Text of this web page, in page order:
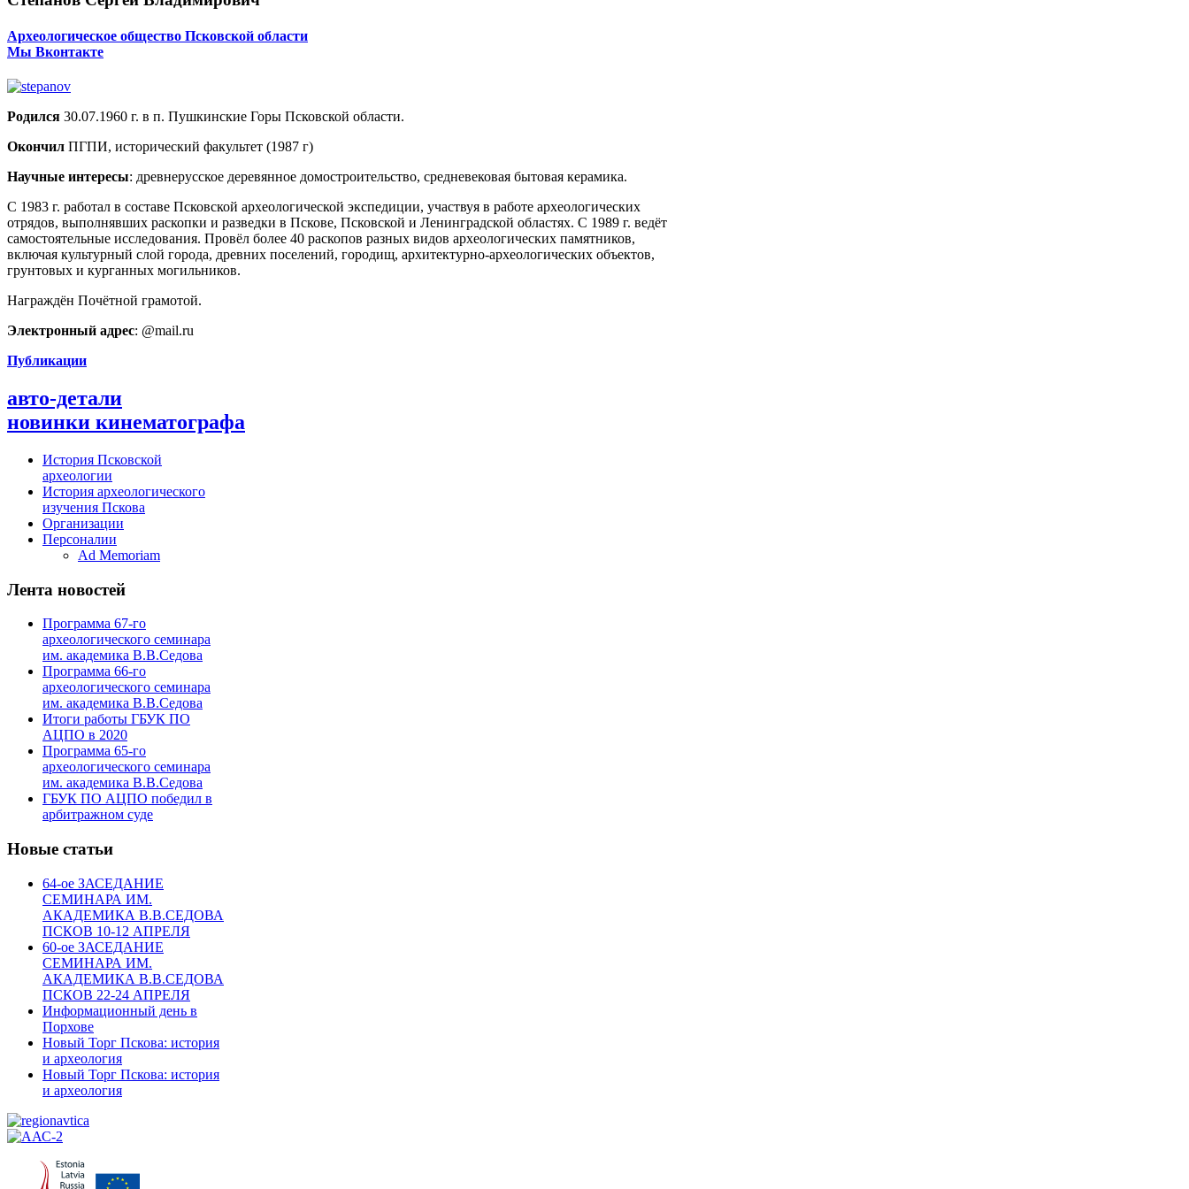
Археологическое общество Псковской области
Мы Вконтакте
Родился 30.07.1960 г. в п. Пушкинские Горы Псковской области.
Окончил ПГПИ, исторический факультет (1987 г)
Научные интересы: древнерусское деревянное домостроительство, средневековая бытовая керамика.
С 1983 г. работал в составе Псковской археологической экспедиции, участвуя в работе археологических
отрядов, выполнявших раскопки и разведки в Пскове, Псковской и Ленинградской областях. С 1989 г. ведёт
самостоятельные исследования. Провёл более 40 раскопов разных видов археологических памятников,
включая культурный слой города, древних поселений, городищ, архитектурно-археологических объектов,
грунтовых и курганных могильников.
Награждён Почётной грамотой.
Электронный адрес: @mail.ru
Публикации
авто-детали
новинки кинематографа
История Псковской
археологии
История археологического
изучения Пскова
Организации
Персоналии
Ad Memoriam
Лента новостей
Программа 67-го
археологического семинара
им. академика В.В.Седова
Программа 66-го
археологического семинара
им. академика В.В.Седова
Итоги работы ГБУК ПО
АЦПО в 2020
Программа 65-го
археологического семинара
им. академика В.В.Седова
ГБУК ПО АЦПО победил в
арбитражном суде
Новые статьи
64-ое ЗАСЕДАНИЕ
СЕМИНАРА ИМ.
АКАДЕМИКА В.В.СЕДОВА
ПСКОВ 10-12 АПРЕЛЯ
60-ое ЗАСЕДАНИЕ
СЕМИНАРА ИМ.
АКАДЕМИКА В.В.СЕДОВА
ПСКОВ 22-24 АПРЕЛЯ
Информационный день в
Порхове
Новый Торг Пскова: история
и археология
Новый Торг Пскова: история
и археология